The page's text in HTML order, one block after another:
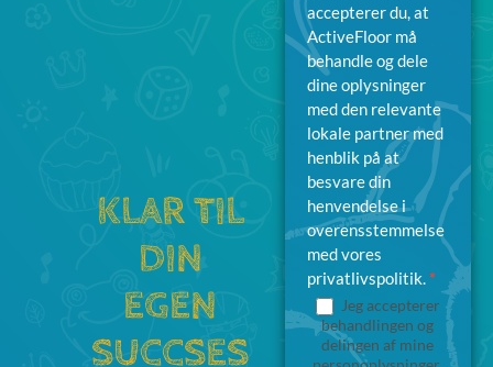
KLAR TIL
DIN
EGEN
SUCCSES
accepterer du, at
ActiveFloor må
behandle og dele
dine oplysninger
med den relevante
lokale partner med
henblik på at
besvare din
henvendelse i
overensstemmelse
med vores
privatlivspolitik.*
Jeg accepterer
behandlingen og
delingen af mine